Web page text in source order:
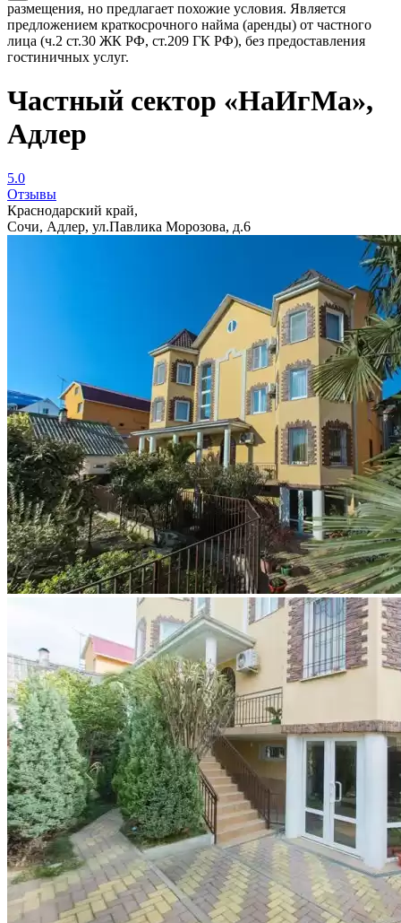
размещения, но предлагает похожие условия. Является
предложением краткосрочного найма (аренды) от частного
лица (ч.2 ст.30 ЖК РФ, ст.209 ГК РФ), без предоставления
гостиничных услуг.
Частный сектор «НаИгМа»,
Адлер
5.0
Отзывы
Краснодарский край,
Сочи, Адлер, ул.Павлика Морозова, д.6